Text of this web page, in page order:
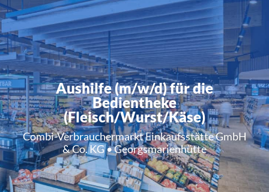
Aushilfe (m/w/d) für die
Bedientheke
(Fleisch/Wurst/Käse)
Combi-Verbrauchermarkt Einkaufsstätte GmbH
& Co. KG • Georgsmarienhütte